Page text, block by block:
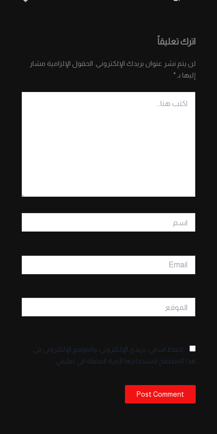
اترك تعليقاً
لن يتم نشر عنوان بريدك الإلكتروني. الحقول الإلزامية مشار
إليها بـ*
هنا...
احفظ اسمي، بريدي الإلكتروني، والموقع الإلكتروني في
هذا المتصفح لاستخدامها المرة المقبلة في تعليقي.